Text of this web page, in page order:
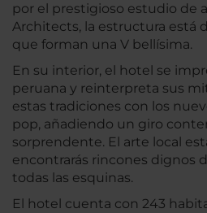
por el prestigioso estudio de
Architects, la estructura está
que forman una V bellísima.
En su interior, el hotel se
peruana y reinterpreta sus
estas tradiciones con los
pop, añadiendo un giro
sorprendente. El arte local
encontrarás rincones dignos
todas las esquinas.
El hotel cuenta con 243